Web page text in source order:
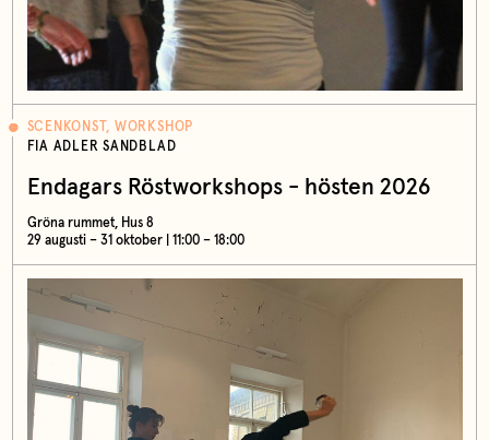
SCENKONST, WORKSHOP
FIA ADLER SANDBLAD
Endagars Röstworkshops - hösten 2026
Gröna rummet, Hus 8
29 augusti – 31 oktober | 11:00 – 18:00